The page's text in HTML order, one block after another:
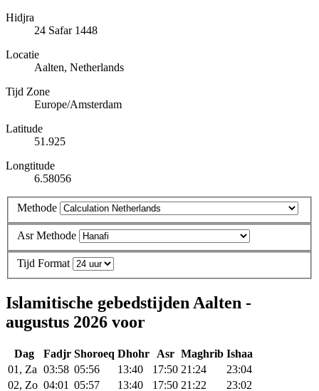
Hidjra
24 Safar 1448
Locatie
Aalten, Netherlands
Tijd Zone
Europe/Amsterdam
Latitude
51.925
Longtitude
6.58056
Methode
Asr Methode
Tijd Format
Islamitische gebedstijden Aalten -
augustus 2026 voor
Dag Fadjr Shoroeq Dhohr Asr Maghrib Ishaa
01, Za 03:58 05:56 13:40 17:50 21:24
23:04
02, Zo 04:01 05:57 13:40 17:50 21:22
23:02